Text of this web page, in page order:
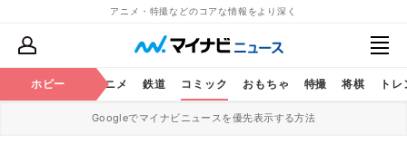
アニメ・特撮などのコアな情報をより深く
ホビー アニメ 鉄道 コミック おもちゃ 特撮 将棋 ト
Googleでマイナビニュースを優先表示する方法